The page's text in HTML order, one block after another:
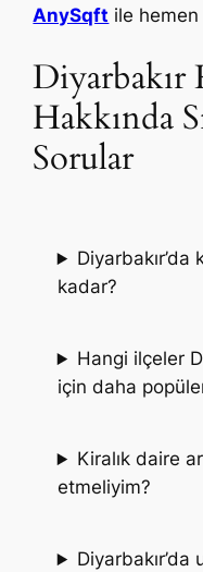
AnySqft ile hemen
Diyarbakır
Hakkında
Sorular
Diyarbakır’da
kadar?
Hangi ilçeler
için daha
Kiralık daire
etmeliyim?
Diyarbakır’da